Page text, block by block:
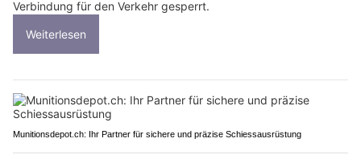
Verbindung für den Verkehr gesperrt.
Weiterlesen
Munitionsdepot.ch: Ihr Partner für sichere und präzise Schiessausrüstung